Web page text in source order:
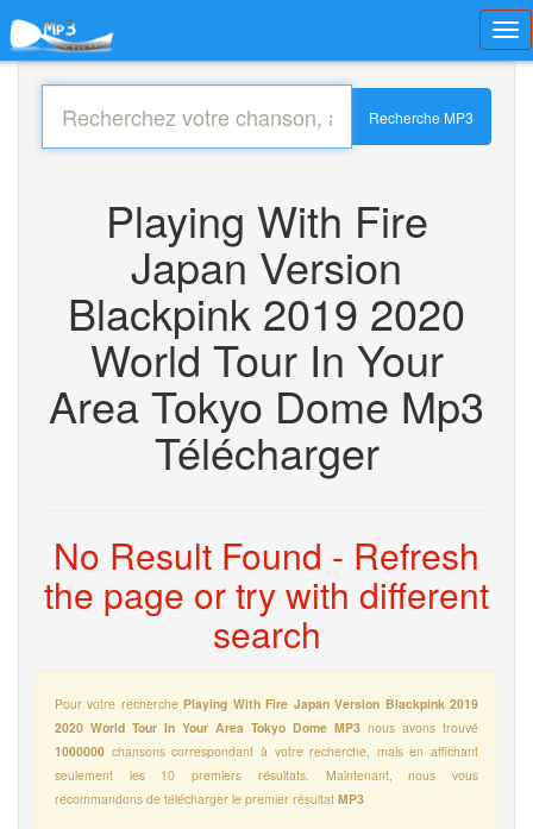
Recherche MP3
Playing With Fire
Japan Version
Blackpink 2019 2020
World Tour In Your
Area Tokyo Dome Mp3
Télécharger
No Result Found - Refresh
the page or try with different
search
Pour votre recherchePlaying With Fire Japan Version Blackpink 2019
2020 World Tour In Your Area Tokyo Dome MP3 nous avons trouvé
1000000 chansons correspondant à votre recherche, mais en affichant
seulement les 10 premiers résultats. Maintenant, nous vous
recommandons de télécharger le premier résultat MP3